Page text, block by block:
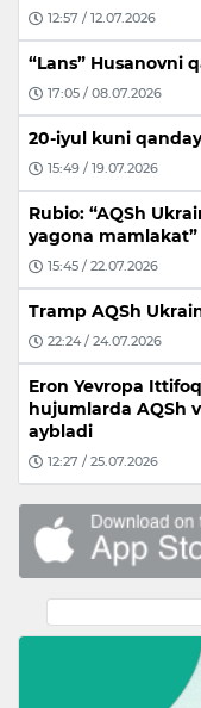
12:57 / 12.07.2026
“Lans” Husanovni
17:05 / 08.07.2026
20-iyul kuni
15:49 / 19.07.2026
Rubio: “AQSh
yagona mamlakat”
15:45 / 22.07.2026
Tramp AQSh
22:24 / 24.07.2026
Eron Yevropa
hujumlarda AQSh
aybladi
12:27 / 25.07.2026